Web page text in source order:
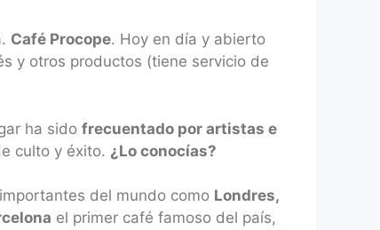
Café Procope. Hoy en día y abierto
y otros productos (tiene servicio de
ha sido frecuentado por artistas e
culto y éxito. ¿Lo conocías?
del mundo como Londres,
el primer café famoso del país,